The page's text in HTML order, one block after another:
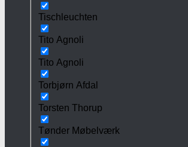
Tischleuchten
Tito Agnoli
Tito Agnoli
Torbjørn Afdal
Torsten Thorup
Tønder Møbelværk